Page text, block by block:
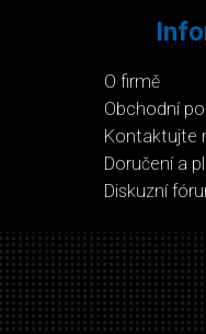
O firmě
Obchodní
Kontaktujte
Doručení a
Diskuzní